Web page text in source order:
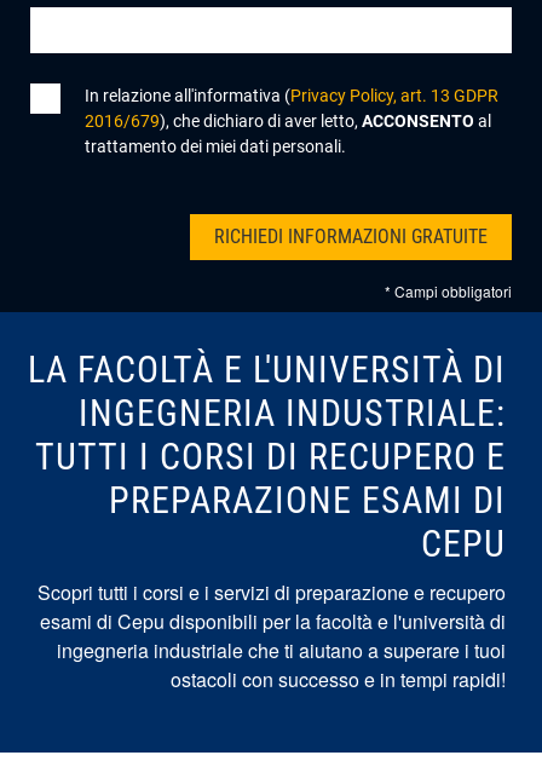
In relazione all'informativa (Privacy Policy, art. 13 GDPR
2016/679), che dichiaro di aver letto, ACCONSENTO al
trattamento dei miei dati personali.
* Campi obbligatori
LA FACOLTÀ E L'UNIVERSITÀ DI
INGEGNERIA INDUSTRIALE:
TUTTI I CORSI DI RECUPERO E
PREPARAZIONE ESAMI DI
CEPU
Scopri tutti i corsi e i servizi di preparazione e recupero
esami di Cepu disponibili per la facoltà e l'università di
ingegneria industriale che ti aiutano a superare i tuoi
ostacoli con successo e in tempi rapidi!